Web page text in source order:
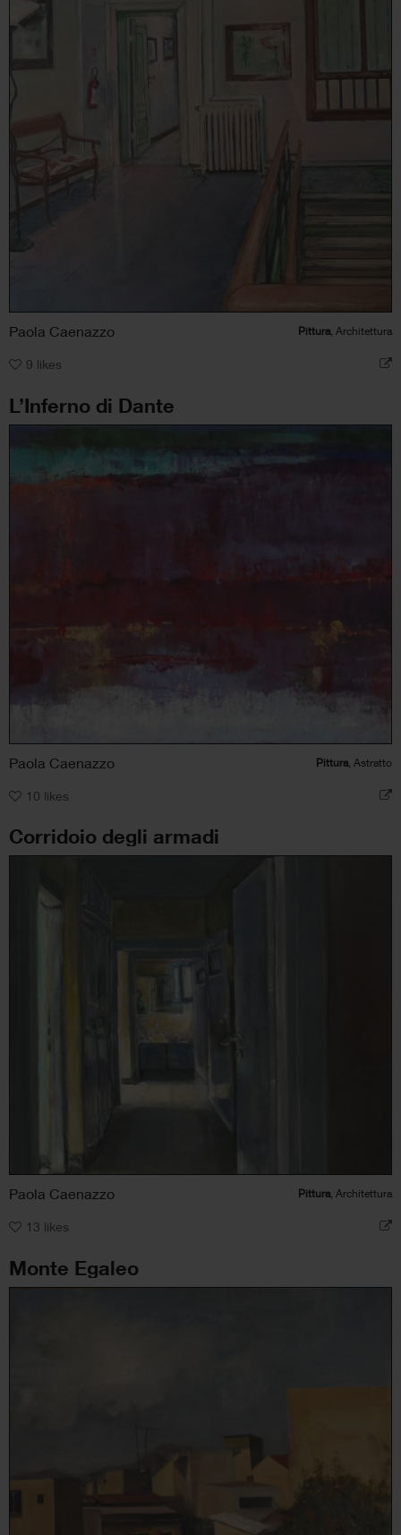
Paola Caenazzo Pittura , Architettura
9 likes
L’Inferno di Dante
Paola Caenazzo Pittura , Astratto
10 likes
Corridoio degli armadi
Paola Caenazzo Pittura , Architettura
13 likes
Monte Egaleo